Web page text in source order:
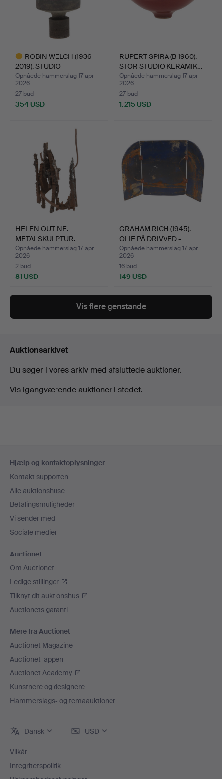
ROBIN WELCH (1936-
2019). STUDIO
KERAMIKVAS…
Opnåede hammerslag 17 apr
2026
27 bud
354 USD
RUPERT SPIRA (B 1960).
STOR STUDIO KERAMIK…
Opnåede hammerslag 17 apr
2026
27 bud
1.215 USD
HELEN OUTINE.
METALSKULPTUR.
Opnåede hammerslag 17 apr
2026
2 bud
81 USD
GRAHAM RICH (1945).
OLIE PÅ DRIVVED -
ØERN…
Opnåede hammerslag 17 apr
2026
16 bud
149 USD
Vis flere genstande
Auktionsarkivet
Du søger i vores arkiv med afsluttede auktioner.
Vis igangværende auktioner i stedet.
Hjælp og kontaktoplysninger
Kontakt supporten
Alle auktionshuse
Betalingsmuligheder
Vi sender med
Sociale medier
Auctionet
Om Auctionet
Ledige stillinger
Tilknyt dit auktionshus
Auctionets garanti
Mere fra Auctionet
Auctionet Magazine
Auctionet-appen
Auctionet Academy
Kunstnere og designere
Hammerslags- og temaauktioner
Dansk USD
Vilkår
Integritetspolitik